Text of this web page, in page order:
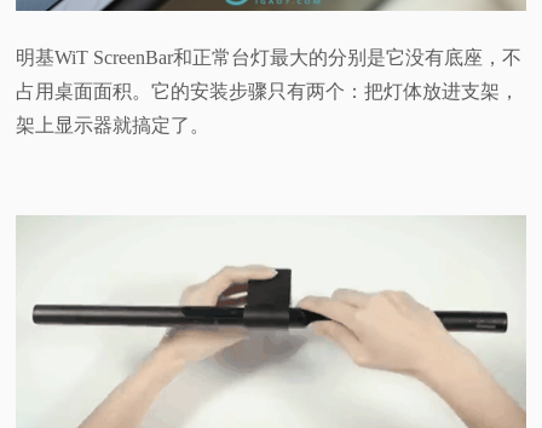
明基WiT ScreenBar和正常台灯最大的分别是它没有底座，不
占用桌面面积。它的安装步骤只有两个：把灯体放进支架，
架上显示器就搞定了。